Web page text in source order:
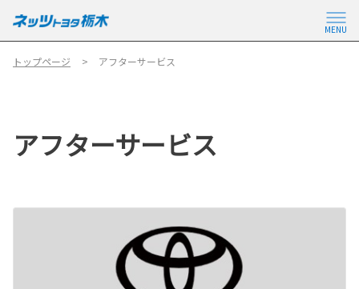
MENU
トップページ アフターサービス
アフターサービス